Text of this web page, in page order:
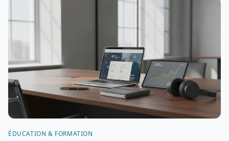
ÉDUCATION & FORMATION